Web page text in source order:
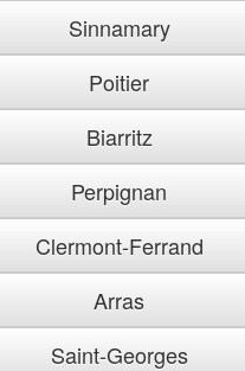
Sinnamary
Poitier
Biarritz
Perpignan
Clermont-Ferrand
Arras
Saint-Georges